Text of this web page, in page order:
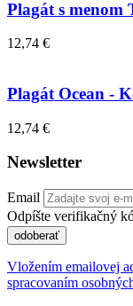
Plagát s menom
12,74 €
Plagát Ocean -
12,74 €
Newsletter
Email
Odpíšte verifikačný
odoberať
Vložením emailovej
spracovaním